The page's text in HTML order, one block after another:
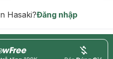
Hasaki?Đăng nhập